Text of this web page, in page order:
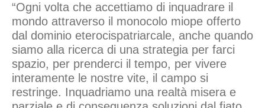
“Ogni volta che accettiamo di inquadrare il
mondo attraverso il monocolo miope offerto
dal dominio eterocispatriarcale, anche quando
siamo alla ricerca di una strategia per farci
spazio, per prenderci il tempo, per vivere
interamente le nostre vite, il campo si
restringe. Inquadriamo una realtà misera e